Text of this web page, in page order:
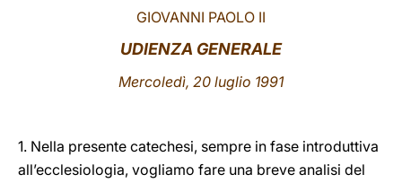
GIOVANNI PAOLO II
UDIENZA GENERALE
Mercoledì, 20 luglio 1991
1. Nella presente catechesi, sempre in fase introduttiva
all’ecclesiologia, vogliamo fare una breve analisi del